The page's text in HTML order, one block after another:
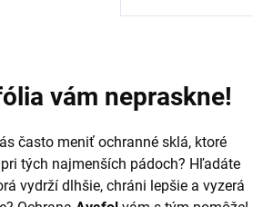
vám nepraskne!
často meniť ochranné sklá, ktoré
tých najmenších pádoch? Hľadáte
vydrží dlhšie, chráni lepšie a vyzerá